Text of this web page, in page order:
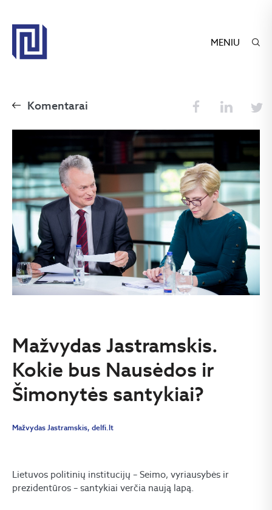
MENIU
Komentarai
Mažvydas Jastramskis.
Kokie bus Nausėdos ir
Šimonytės santykiai?
Mažvydas Jastramskis, delfi.lt
Lietuvos politinių institucijų – Seimo, vyriausybės ir
prezidentūros – santykiai verčia naują lapą.